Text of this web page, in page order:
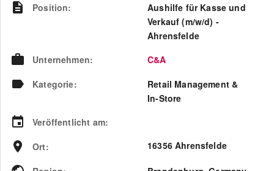
Position:
Aushilfe für Kasse und
Verkauf (m/w/d) -
Ahrensfelde
Unternehmen:
C&A
Kategorie:
Retail Management &
In-Store
Veröffentlicht am:
Ort: 16356 Ahrensfelde